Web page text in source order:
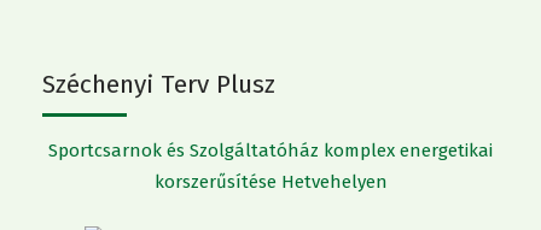
Széchenyi Terv Plusz
Sportcsarnok és Szolgáltatóház komplex energetikai
korszerűsítése Hetvehelyen